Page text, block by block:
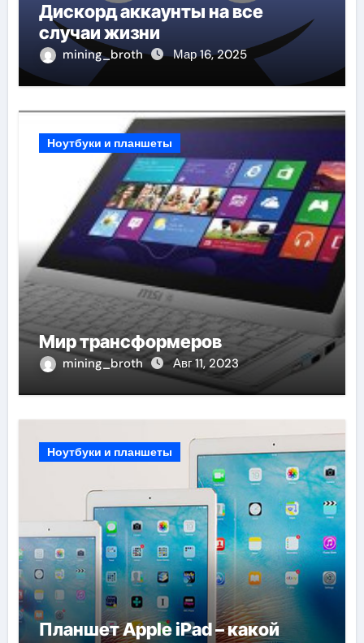
Дискорд аккаунты на все
случаи жизни
mining_broth Мар 16, 2025
Ноутбуки и планшеты
Мир трансформеров
mining_broth Авг 11, 2023
Ноутбуки и планшеты
Планшет Apple iPad – какой